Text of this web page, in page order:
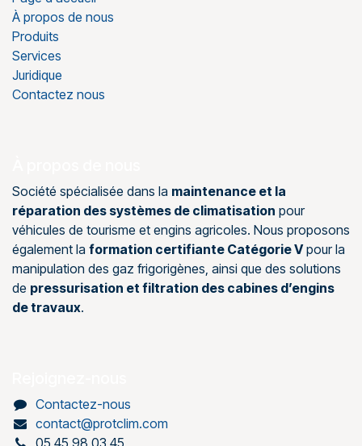
À propos de nous
Produits
Services
Juridique
Contactez nous
Société spécialisée dans la maintenance et la
réparation des systèmes de climatisation pour
véhicules de tourisme et engins agricoles. Nous proposons
également la formation certifiante Catégorie Vpour la
manipulation des gaz frigorigènes, ainsi que des solutions
de pressurisation et filtration des cabines d’engins
de travaux.
Contactez-nous
contact@protclim.com
05 45 98 03 45